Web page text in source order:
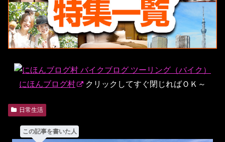
にほんブログ村 クリックしてすぐ閉じればＯＫ～
日常生活
この記事を書いた人